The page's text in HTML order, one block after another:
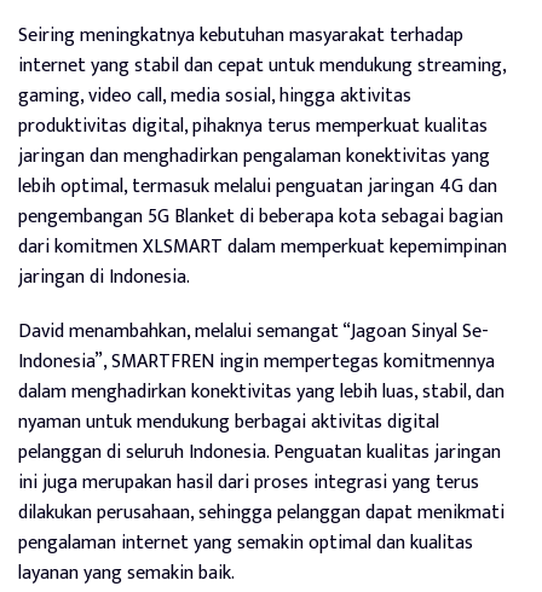
Seiring meningkatnya kebutuhan masyarakat terhadap
internet yang stabil dan cepat untuk mendukung streaming,
gaming, video call, media sosial, hingga aktivitas
produktivitas digital, pihaknya terus memperkuat kualitas
jaringan dan menghadirkan pengalaman konektivitas yang
lebih optimal, termasuk melalui penguatan jaringan 4G dan
pengembangan 5G Blanket di beberapa kota sebagai bagian
dari komitmen XLSMART dalam memperkuat kepemimpinan
jaringan di Indonesia.
David menambahkan, melalui semangat “Jagoan Sinyal Se-
Indonesia”, SMARTFREN ingin mempertegas komitmennya
dalam menghadirkan konektivitas yang lebih luas, stabil, dan
nyaman untuk mendukung berbagai aktivitas digital
pelanggan di seluruh Indonesia. Penguatan kualitas jaringan
ini juga merupakan hasil dari proses integrasi yang terus
dilakukan perusahaan, sehingga pelanggan dapat menikmati
pengalaman internet yang semakin optimal dan kualitas
layanan yang semakin baik.